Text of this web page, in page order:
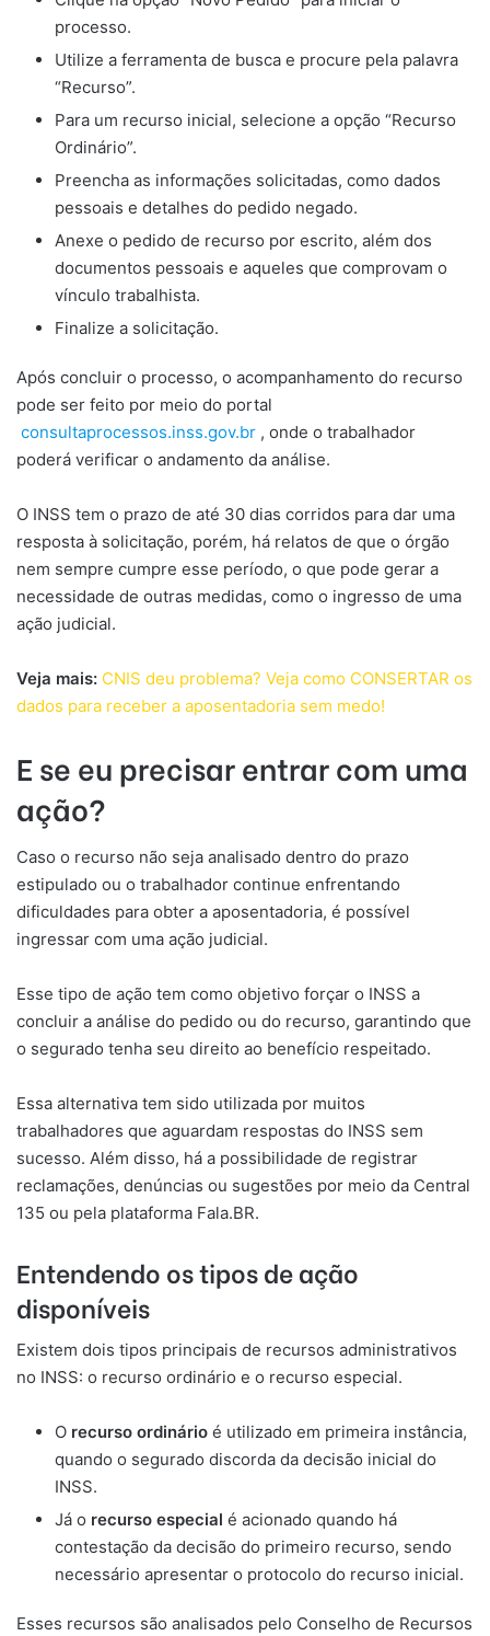
processo.
Utilize a ferramenta de busca e procure pela palavra
“Recurso”.
Para um recurso inicial, selecione a opção “Recurso
Ordinário”.
Preencha as informações solicitadas, como dados
pessoais e detalhes do pedido negado.
Anexe o pedido de recurso por escrito, além dos
documentos pessoais e aqueles que comprovam o
vínculo trabalhista.
Finalize a solicitação.
Após concluir o processo, o acompanhamento do recurso
pode ser feito por meio do portal
consultaprocessos.inss.gov.br , onde o trabalhador
poderá verificar o andamento da análise.
O INSS tem o prazo de até 30 dias corridos para dar uma
resposta à solicitação, porém, há relatos de que o órgão
nem sempre cumpre esse período, o que pode gerar a
necessidade de outras medidas, como o ingresso de uma
ação judicial.
Veja mais: CNIS deu problema? Veja como CONSERTAR os
dados para receber a aposentadoria sem medo!
E se eu precisar entrar com uma
ação?
Caso o recurso não seja analisado dentro do prazo
estipulado ou o trabalhador continue enfrentando
dificuldades para obter a aposentadoria, é possível
ingressar com uma ação judicial.
Esse tipo de ação tem como objetivo forçar o INSS a
concluir a análise do pedido ou do recurso, garantindo que
o segurado tenha seu direito ao benefício respeitado.
Essa alternativa tem sido utilizada por muitos
trabalhadores que aguardam respostas do INSS sem
sucesso. Além disso, há a possibilidade de registrar
reclamações, denúncias ou sugestões por meio da Central
135 ou pela plataforma Fala.BR.
Entendendo os tipos de ação
disponíveis
Existem dois tipos principais de recursos administrativos
no INSS: o recurso ordinário e o recurso especial.
O recurso ordinário é utilizado em primeira instância,
quando o segurado discorda da decisão inicial do
INSS.
Já o recurso especial é acionado quando há
contestação da decisão do primeiro recurso, sendo
necessário apresentar o protocolo do recurso inicial.
Esses recursos são analisados pelo Conselho de Recursos